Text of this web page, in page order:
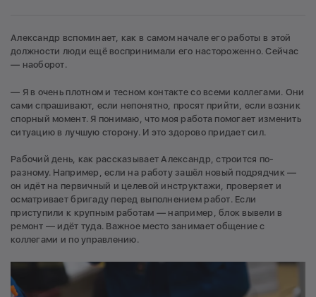
Александр вспоминает, как в самом начале его работы в этой
должности люди ещё воспринимали его настороженно. Сейчас
— наоборот.
— Я в очень плотном и тесном контакте со всеми коллегами. Они
сами спрашивают, если непонятно, просят прийти, если возник
спорный момент. Я понимаю, что моя работа помогает изменить
ситуацию в лучшую сторону. И это здорово придает сил.
Рабочий день, как рассказывает Александр, строится по-
разному. Например, если на работу зашёл новый подрядчик —
он идёт на первичный и целевой инструктажи, проверяет и
осматривает бригаду перед выполнением работ. Если
приступили к крупным работам — например, блок вывели в
ремонт — идёт туда. Важное место занимает общение с
коллегами и по управлению.